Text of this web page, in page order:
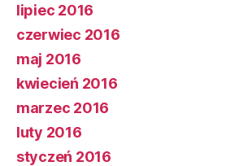
lipiec 2016
czerwiec 2016
maj 2016
kwiecień 2016
marzec 2016
luty 2016
styczeń 2016